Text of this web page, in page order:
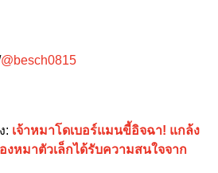
@besch0815
: เจ้าหมาโดเบอร์แมนขี้อิจฉา! แกล้ง
งหมาตัวเล็กได้รับความสนใจจาก